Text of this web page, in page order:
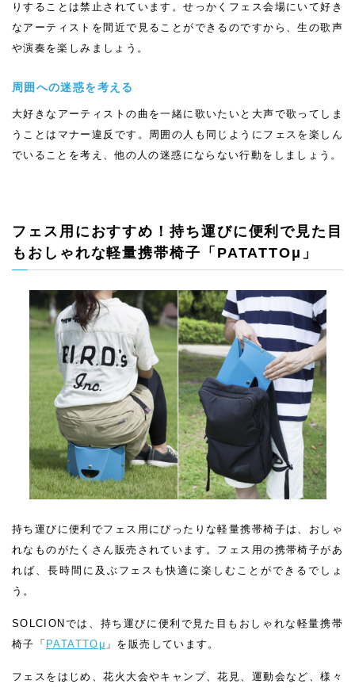
りすることは禁止されています。せっかくフェス会場にいて好き
なアーティストを間近で見ることができるのですから、生の歌声
や演奏を楽しみましょう。
周囲への迷惑を考える
大好きなアーティストの曲を一緒に歌いたいと大声で歌ってしま
うことはマナー違反です。周囲の人も同じようにフェスを楽しん
でいることを考え、他の人の迷惑にならない行動をしましょう。
フェス用におすすめ！持ち運びに便利で見た目
もおしゃれな軽量携帯椅子「PATATTOμ」
持ち運びに便利でフェス用にぴったりな軽量携帯椅子は、おしゃ
れなものがたくさん販売されています。フェス用の携帯椅子があ
れば、長時間に及ぶフェスも快適に楽しむことができるでしょ
う。
SOLCIONでは、持ち運びに便利で見た目もおしゃれな軽量携帯
椅子「 PATATTOμ 」を販売しています。
フェスをはじめ、花火大会やキャンプ、花見、運動会など、様々